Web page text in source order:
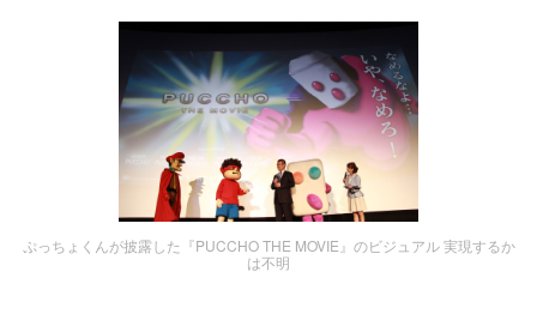
ぷっちょくんが披露した『PUCCHO THE MOVIE』のビジュアル 実現するか
は不明